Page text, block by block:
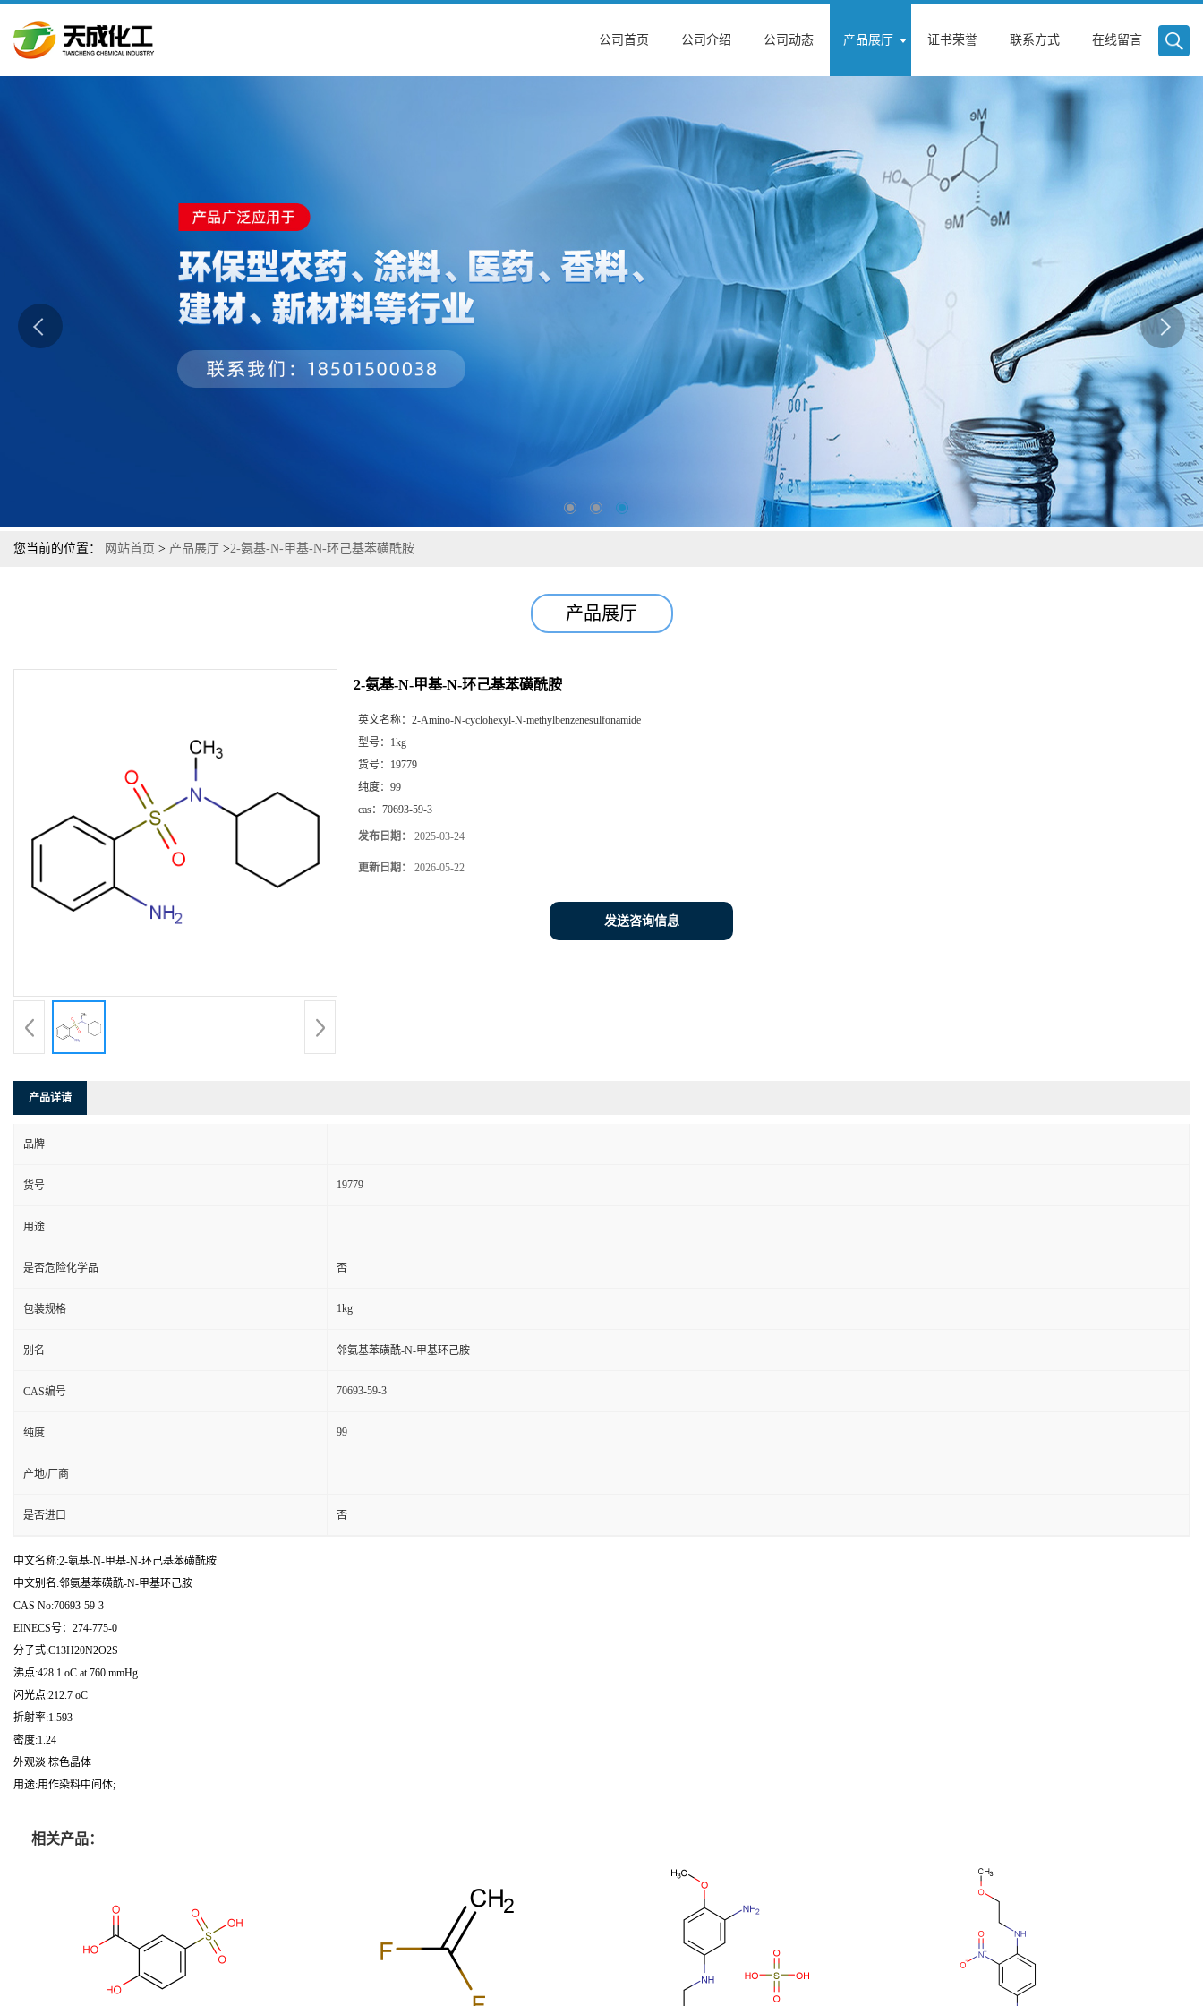
公司首页 公司介绍 公司动态 产品展厅 证书荣誉 联系方式 在线留言
您当前的位置： 网站首页 > 产品展厅 >2-氨基-N-甲基-N-环己基苯磺酰胺
产品展厅
2-氨基-N-甲基-N-环己基苯磺酰胺
英文名称： 2-Amino-N-cyclohexyl-N-methylbenzenesulfonamide
型号： 1kg
货号： 19779
纯度： 99
cas： 70693-59-3
发布日期： 2025-03-24
更新日期： 2026-05-22
发送咨询信息
产品详请
品牌
货号 19779
用途
是否危险化学品 否
包装规格 1kg
别名 邻氨基苯磺酰-N-甲基环己胺
CAS编号 70693-59-3
纯度 99
产地/厂商
是否进口 否
中文名称:2-氨基-N-甲基-N-环己基苯磺酰胺
中文别名:邻氨基苯磺酰-N-甲基环己胺
CAS No:70693-59-3
EINECS号：274-775-0
分子式:C13H20N2O2S
沸点:428.1 oC at 760 mmHg
闪光点:212.7 oC
折射率:1.593
密度:1.24
外观淡 棕色晶体
用途:用作染料中间体;
相关产品：